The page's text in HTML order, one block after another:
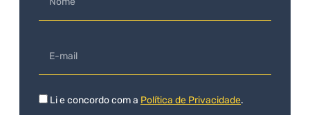
Li e concordo com a Política de Privacidade.